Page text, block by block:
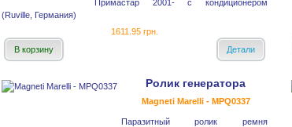
Примастар 2001- с кондиционером
(Ruville, Германия)
1611.95 грн.
В корзину
Детали
Ролик генератора
Magneti Marelli - MPQ0337
Паразитный ролик ремня